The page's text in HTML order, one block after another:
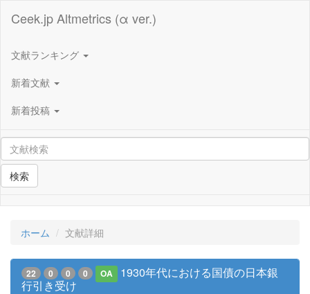
Ceek.jp Altmetrics (α ver.)
文献ランキング
新着文献
新着投稿
検索
ホーム 文献詳細
22 0 0 0 OA
1930年代における国債の日本銀
行引き受け